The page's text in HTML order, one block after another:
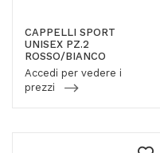
CAPPELLI SPORT
UNISEX PZ.2
ROSSO/BIANCO
Accedi per vedere i
prezzi